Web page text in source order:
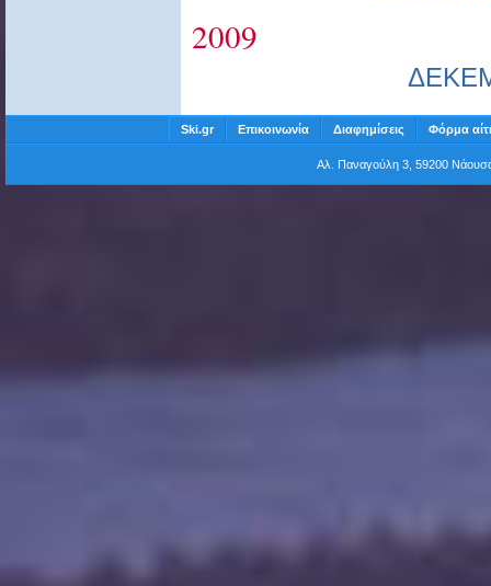
2009
Ski.gr Επικοινωνία Διαφημίσεις Φόρμα
Αλ. Παναγούλη 3, 59200